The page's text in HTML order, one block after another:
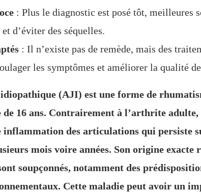
: Plus le diagnostic est posé tôt, meilleures
d’éviter des séquelles.
: Il n’existe pas de remède, mais des
les symptômes et améliorer la qualité
(AJI) est une forme de
de 16 ans. Contrairement à l’arthrite adulte,
inflammation des articulations qui persiste
mois voire années. Son origine exacte
soupçonnés, notamment des
Cette maladie peut avoir un